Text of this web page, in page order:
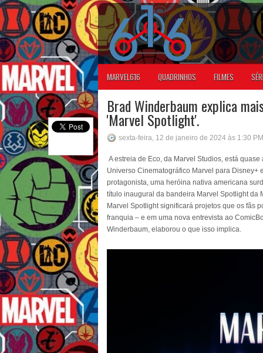
MARVEL616 QUADRINHOS FILMES
Brad Winderbaum explica
'Marvel Spotlight'.
sexta-feira, 12 de janeiro de 2024 às 1:30 PM
A estreia de Eco, da Marvel Studios, está
Universo Cinematográfico Marvel para Disney+
protagonista, uma heróina nativa americana
título inaugural da bandeira Marvel Spotlight da
Marvel Spotlight significará projetos que os fãs
franquia – e em uma nova entrevista ao
Winderbaum, elaborou o que isso implica.